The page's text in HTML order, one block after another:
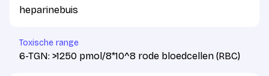
heparinebuis
Toxische range
6-TGN: >1250 pmol/8*10^8 rode bloedcellen (RBC)